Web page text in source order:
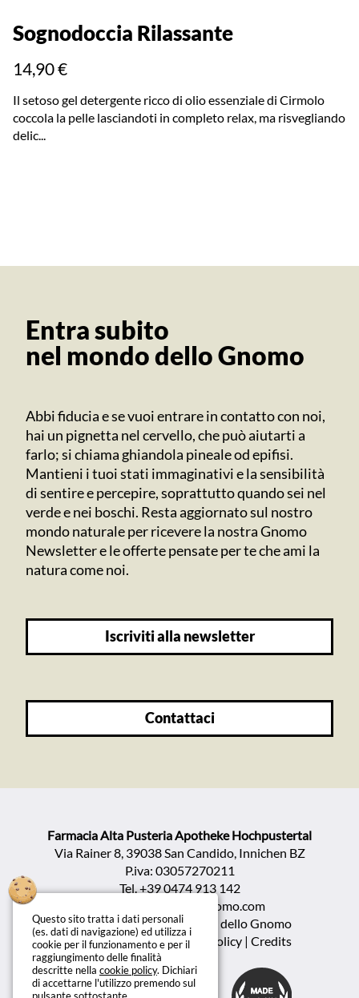
Questo sito tratta i dati personali
(es. dati di navigazione) ed utilizza i
cookie per il funzionamento e per il
raggiungimento delle finalità
descritte nella cookie policy. Dichiari
di accettarne l'utilizzo premendo sul
pulsante sottostante.
Sognodoccia Rilassante
14,90 €
Il setoso gel detergente ricco di olio essenziale di Cirmolo
coccola la pelle lasciandoti in completo relax, ma risvegliando
delic...
Entra subito
nel mondo dello Gnomo
Abbi fiducia e se vuoi entrare in contatto con noi,
hai un pignetta nel cervello, che può aiutarti a
farlo; si chiama ghiandola pineale od epifisi.
Mantieni i tuoi stati immaginativi e la sensibilità
di sentire e percepire, soprattutto quando sei nel
verde e nei boschi. Resta aggiornato sul nostro
mondo naturale per ricevere la nostra Gnomo
Newsletter e le offerte pensate per te che ami la
natura come noi.
iscriviti alla newsletter
contattaci
Farmacia Alta Pusteria Apotheke Hochpustertal
Via Rainer 8, 39038 San Candido, Innichen BZ
P.iva: 03057270211
Tel.+39 0474 913 142
info@farmaciadellognomo.com
Copyright ©2026 Farmacia dello Gnomo
Privacy policy | Cookie policy | Credits